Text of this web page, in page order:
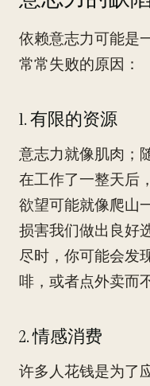
依赖意志力可能是
常常失败的原因：
1. 有限的资源
意志力就像肌肉；
在工作了一整天后
欲望可能就像爬山
损害我们做出良好
尽时，你可能会发
啡，或者点外卖而
2. 情感消费
许多人花钱是为